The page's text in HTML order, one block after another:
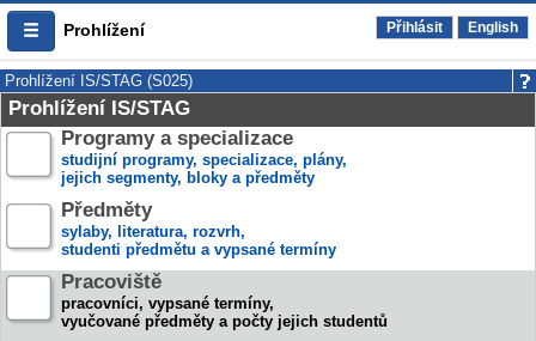
Prohlížení Přihlásit English
Prohlížení IS/STAG (S025)
Prohlížení IS/STAG
Programy a specializace
studijní programy, specializace, plány,
jejich segmenty, bloky a předměty
Předměty
sylaby, literatura, rozvrh,
studenti předmětu a vypsané termíny
Pracoviště
pracovníci, vypsané termíny,
vyučované předměty a počty jejich studentů